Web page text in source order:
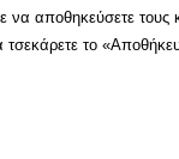
να αποθηκεύσετε τους
τσεκάρετε το